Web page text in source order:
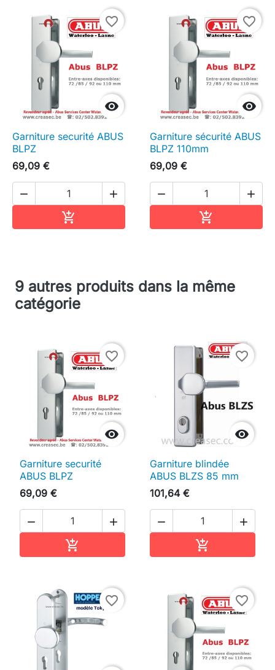

favorite_border
Garniture securité ABUS
BLPZ
69,09 €
 


favorite_border
Garniture sécurité ABUS
BLPZ 110mm
69,09 €
 

9 autres produits dans la même
catégorie

favorite_border
Garniture securité
ABUS BLPZ
69,09 €
 


favorite_border
Garniture blindée
ABUS BLZS 85 mm
101,64 €
 

favorite_border favorite_border